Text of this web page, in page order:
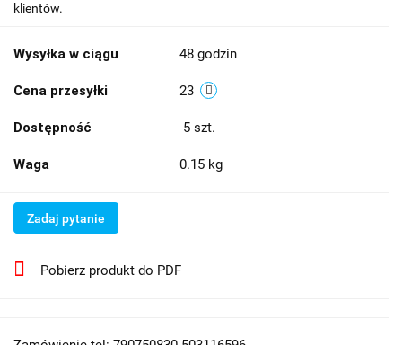
klientów.
Wysyłka w ciągu 48 godzin
Cena przesyłki 23
Dostępność 5 szt.
Waga 0.15 kg
Zadaj pytanie
Pobierz produkt do PDF